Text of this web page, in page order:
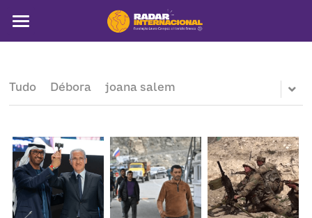
Colunistas
Notícias
Artigos
Pega a visão
Tudo Débora joana salem